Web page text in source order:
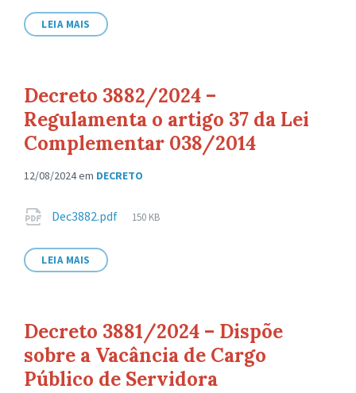
LEIA MAIS
Decreto 3882/2024 –
Regulamenta o artigo 37 da Lei
Complementar 038/2014
12/08/2024em DECRETO
Anexos
Dec3882.pdf
Tamanho
150 KB
LEIA MAIS
Decreto 3881/2024 – Dispõe
sobre a Vacância de Cargo
Público de Servidora